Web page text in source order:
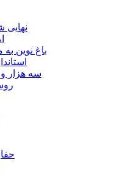
نهایی شدن مجوز
باغ نوین
سه هزار و ۷۰۰ میلیارد ریال برای توسعه زیرساخت عشایر اردبیل ابلاغ شد
۴۰